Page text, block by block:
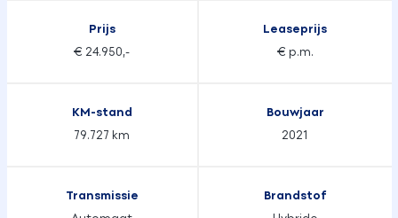
Prijs
€ 24.950,-
Leaseprijs
€ p.m.
KM-stand
79.727 km
Bouwjaar
2021
Transmissie Brandstof